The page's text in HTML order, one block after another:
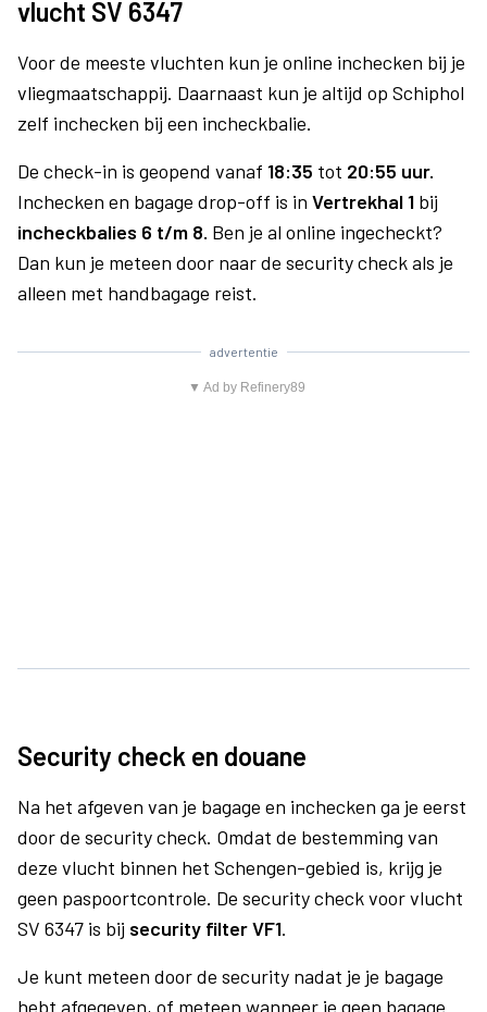
vlucht SV 6347
Voor de meeste vluchten kun je online inchecken bij je
vliegmaatschappij. Daarnaast kun je altijd op Schiphol
zelf inchecken bij een incheckbalie.
De check-in is geopend vanaf 18:35 tot 20:55 uur.
Inchecken en bagage drop-off is in Vertrekhal 1 bij
incheckbalies 6 t/m 8. Ben je al online ingecheckt?
Dan kun je meteen door naar de security check als je
alleen met handbagage reist.
advertentie
▼ Ad by Refinery89
Security check en douane
Na het afgeven van je bagage en inchecken ga je eerst
door de security check. Omdat de bestemming van
deze vlucht binnen het Schengen-gebied is, krijg je
geen paspoortcontrole. De security check voor vlucht
SV 6347 is bij security filter VF1.
Je kunt meteen door de security nadat je je bagage
hebt afgegeven, of meteen wanneer je geen bagage